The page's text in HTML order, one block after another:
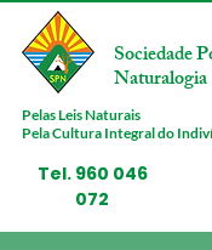
Tel. 960 046
072
Sociedade
Naturalogia
Pelas Leis Naturais
Pela Cultura Integral do